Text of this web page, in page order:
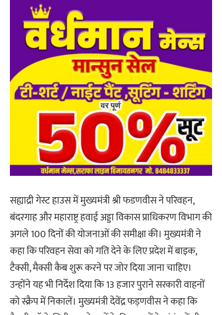
सह्याद्री गेस्ट हाउस में मुख्यमंत्री श्री फडणवीस ने परिवहन,
बंदरगाह और महाराष्ट्र हवाई अड्डा विकास प्राधिकरण विभाग की
अगले 100 दिनों की योजनाओं की समीक्षा की। मुख्यमंत्री ने
कहा कि परिवहन सेवा को गति देने के लिए प्रदेश में बाइक,
टैक्सी, मैक्सी कैब शुरू करने पर जोर दिया जाना चाहिए।
उन्होंने यह भी निर्देश दिया कि 13 हजार पुराने सरकारी वाहनों
को स्क्रैप में निकालें। मुख्यमंत्री देवेंद्र फड़णवीस ने कहा कि